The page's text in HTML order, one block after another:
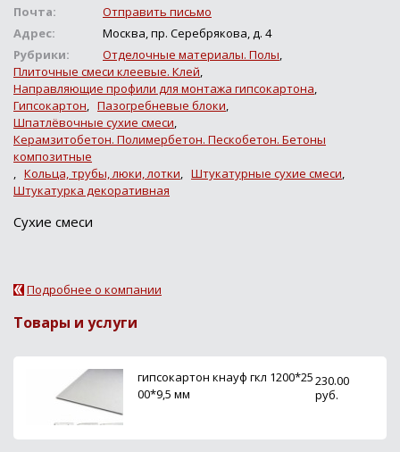
Почта:
Отправить письмо
Адрес:
Москва, пр. Серебрякова, д. 4
Рубрики:
Отделочные материалы. Полы,
Плиточные смеси клеевые. Клей,
Направляющие профили для монтажа гипсокартона,
Гипсокартон, Пазогребневые блоки,
Шпатлёвочные сухие смеси,
Керамзитобетон. Полимербетон. Пескобетон. Бетоны
композитные
, Кольца, трубы, люки, лотки, Штукатурные сухие смеси,
Штукатурка декоративная
Сухие смеси
Подробнее о компании
Товары и услуги
гипсокартон кнауф гкл 1200*25
00*9,5 мм
230.00
руб.